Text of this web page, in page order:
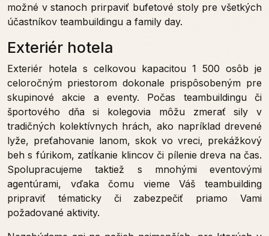
možné v stanoch prirpaviť bufetové stoly pre všetkých
účastníkov teambuildingu a family day.
Exteriér hotela
Exteriér hotela s celkovou kapacitou 1 500 osôb je
celoročným priestorom dokonale prispôsobeným pre
skupinové akcie a eventy. Počas teambuildingu či
športového dňa si kolegovia môžu zmerať sily v
tradičných kolektívnych hrách, ako napríklad drevené
lyže, preťahovanie lanom, skok vo vreci, prekážkový
beh s fúrikom, zatĺkanie klincov či pílenie dreva na čas.
Spolupracujeme taktiež s mnohými eventovými
agentúrami, vďaka čomu vieme Váš teambuilding
pripraviť tématicky či zabezpečiť priamo Vami
požadované aktivity.